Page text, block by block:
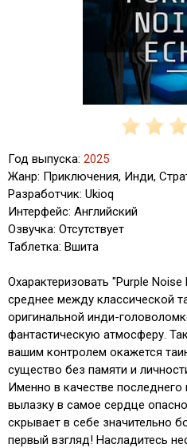
Год выпуска: 2025
Жанр: Приключения, Инди,
Разработчик: Ukioq
Интерфейс: Английский
Озвучка: Отсутствует
Таблетка: Вшита
Охарактеризовать "Purple
среднее между классической
оригинальной инди-
фантастическую атмосферу.
вашим контролем окажется
существо без памяти и
Именно в качестве
вылазку в самое сердце
скрывает в себе значительно
первый взгляд! Насладитесь